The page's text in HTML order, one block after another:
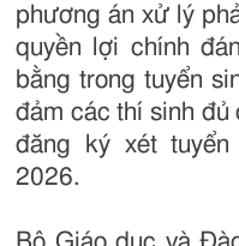
phương án xử lý
quyền lợi chính
bằng trong tuyển
đảm các thí sinh đủ
đăng ký xét
2026.